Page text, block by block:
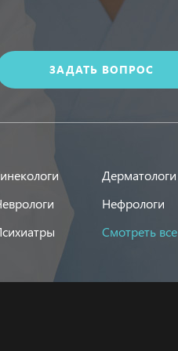
ЗАДАТЬ ВОПРОС
Дерматологи
Нефрологи
Смотреть все